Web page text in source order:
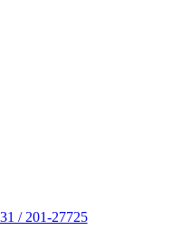
/ 201-27725